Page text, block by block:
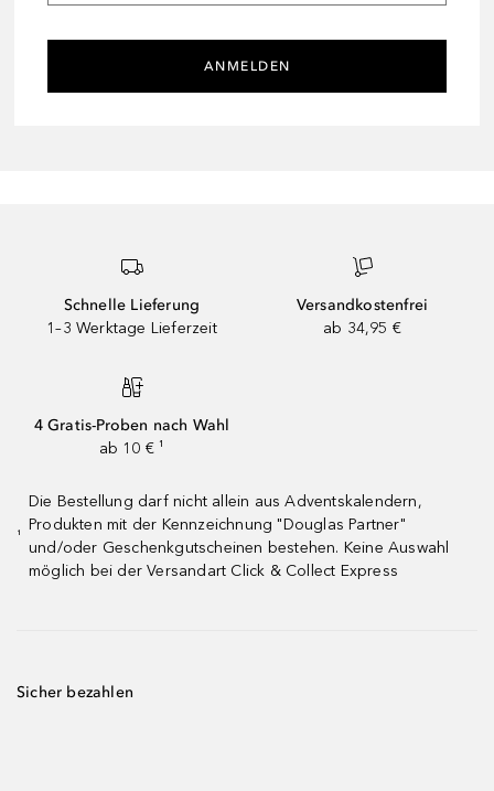
ANMELDEN
Schnelle Lieferung
1–3 Werktage Lieferzeit
Versandkostenfrei
ab 34,95 €
4 Gratis-Proben nach Wahl
ab 10 € ¹
¹
Die Bestellung darf nicht allein aus Adventskalendern,
Produkten mit der Kennzeichnung "Douglas Partner"
und/oder Geschenkgutscheinen bestehen. Keine Auswahl
möglich bei der Versandart Click & Collect Express
Sicher bezahlen